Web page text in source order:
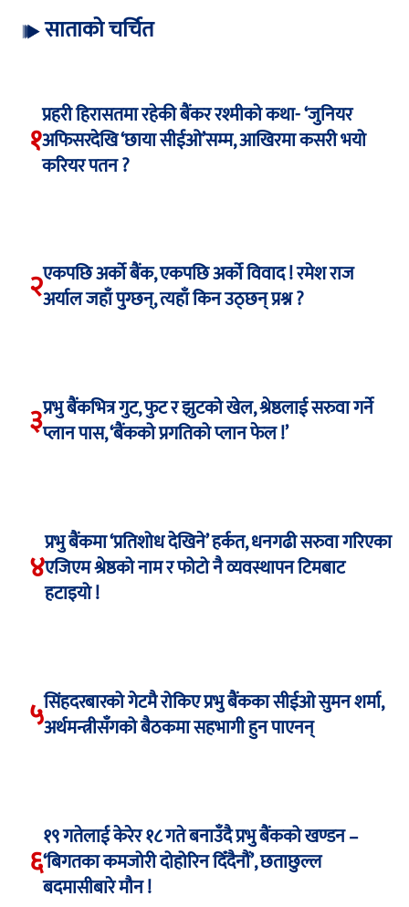
साताको चर्चित
१
प्रहरी हिरासतमा रहेकी बैंकर रश्मीको कथा- ‘जुनियर
अफिसरदेखि ‘छाया सीईओ’सम्म, आखिरमा कसरी भयो
करियर पतन ?
२एकपछि अर्को बैंक, एकपछि अर्को विवाद ! रमेश राज
अर्याल जहाँ पुग्छन्, त्यहाँ किन उठ्छन् प्रश्न ?
३प्रभु बैंकभित्र गुट, फुट र झुटको खेल, श्रेष्ठलाई सरुवा गर्ने
प्लान पास, ‘बैंकको प्रगतिको प्लान फेल !’
४
प्रभु बैंकमा ‘प्रतिशोध देखिने’ हर्कत, धनगढी सरुवा गरिएका
एजिएम श्रेष्ठको नाम र फोटो नै व्यवस्थापन टिमबाट
हटाइयो !
५सिंहदरबारको गेटमै रोकिए प्रभु बैंकका सीईओ सुमन शर्मा,
अर्थमन्त्रीसँगको बैठकमा सहभागी हुन पाएनन्
६
१९ गतेलाई केरेर १८ गते बनाउँदै प्रभु बैंकको खण्डन –
‘बिगतका कमजोरी दोहोरिन दिँदैनौं’, छताछुल्ल
बदमासीबारे मौन !